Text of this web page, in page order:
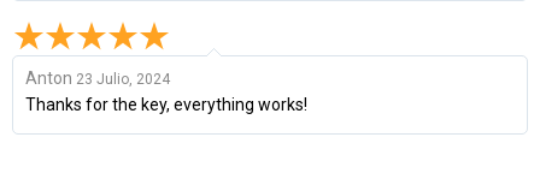
Anton 23 Julio, 2024
Thanks for the key, everything works!